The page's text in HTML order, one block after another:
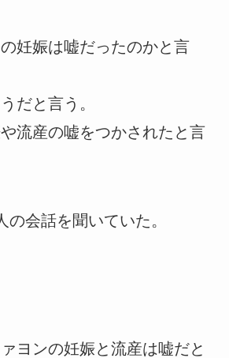
妊娠は嘘だったのかと言
だと言う。
流産の嘘をつかされたと言
の会話を聞いていた。
ヨンの妊娠と流産は嘘だと